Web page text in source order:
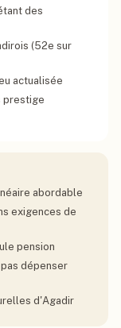
des
(52e sur
actualisée
prestige
abordable
exigences de
pension
dépenser
d'Agadir